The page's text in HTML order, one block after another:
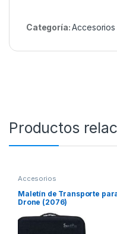
Categoría:Accesorios
Productos
Accesorios
Maletín de Transporte
Drone (2076)